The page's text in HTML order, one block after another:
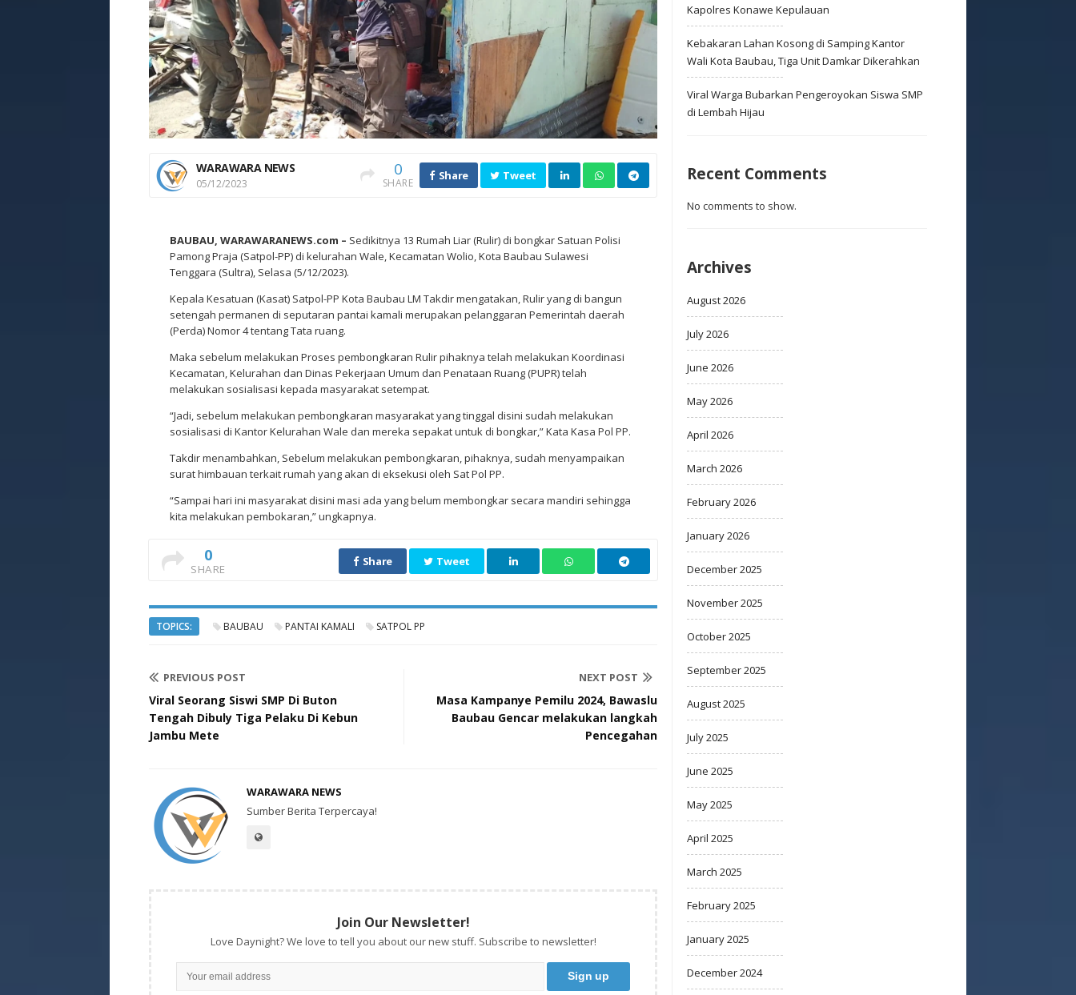
WARAWARA NEWS
05/12/2023
0
SHARE
Share Tweet
BAUBAU, WARAWARANEWS.com – Sedikitnya 13 Rumah Liar (Rulir) di bongkar Satuan Polisi
Pamong Praja (Satpol-PP) di kelurahan Wale, Kecamatan Wolio, Kota Baubau Sulawesi
Tenggara (Sultra), Selasa (5/12/2023).
Kepala Kesatuan (Kasat) Satpol-PP Kota Baubau LM Takdir mengatakan, Rulir yang di bangun
setengah permanen di seputaran pantai kamali merupakan pelanggaran Pemerintah daerah
(Perda) Nomor 4 tentang Tata ruang.
Maka sebelum melakukan Proses pembongkaran Rulir pihaknya telah melakukan Koordinasi
Kecamatan, Kelurahan dan Dinas Pekerjaan Umum dan Penataan Ruang (PUPR) telah
melakukan sosialisasi kepada masyarakat setempat.
“Jadi, sebelum melakukan pembongkaran masyarakat yang tinggal disini sudah melakukan
sosialisasi di Kantor Kelurahan Wale dan mereka sepakat untuk di bongkar,” Kata Kasa Pol PP.
Takdir menambahkan, Sebelum melakukan pembongkaran, pihaknya, sudah menyampaikan
surat himbauan terkait rumah yang akan di eksekusi oleh Sat Pol PP.
“Sampai hari ini masyarakat disini masi ada yang belum membongkar secara mandiri sehingga
kita melakukan pembokaran,” ungkapnya.
0
SHARE
Share Tweet
TOPICS: BAUBAU PANTAI KAMALI SATPOL PP
PREVIOUS POST
Viral Seorang Siswi SMP Di Buton
Tengah Dibuly Tiga Pelaku Di Kebun
Jambu Mete
NEXT POST
Masa Kampanye Pemilu 2024, Bawaslu
Baubau Gencar melakukan langkah
Pencegahan
WARAWARA NEWS
Sumber Berita Terpercaya!
Join Our Newsletter!
Love Daynight? We love to tell you about our new stuff. Subscribe to newsletter!
Kapolres Konawe Kepulauan
Kebakaran Lahan Kosong di Samping Kantor
Wali Kota Baubau, Tiga Unit Damkar Dikerahkan
Viral Warga Bubarkan Pengeroyokan Siswa SMP
di Lembah Hijau
Recent Comments
No comments to show.
Archives
August 2026
July 2026
June 2026
May 2026
April 2026
March 2026
February 2026
January 2026
December 2025
November 2025
October 2025
September 2025
August 2025
July 2025
June 2025
May 2025
April 2025
March 2025
February 2025
January 2025
December 2024